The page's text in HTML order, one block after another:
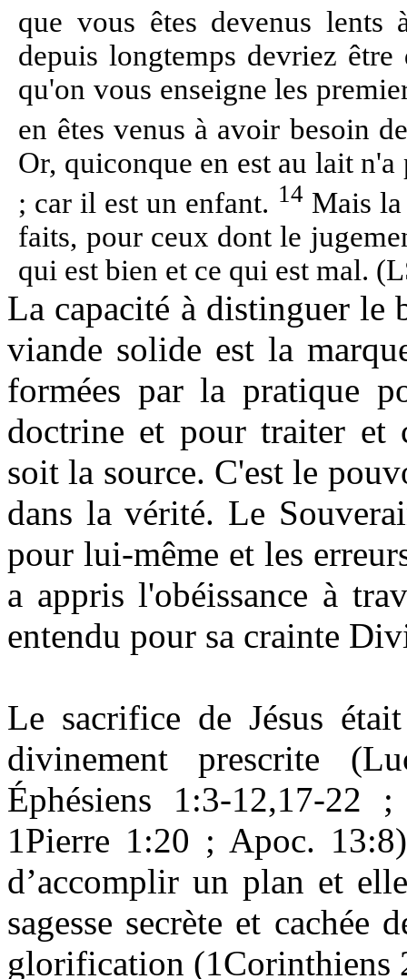
que vous êtes devenus lents
depuis longtemps devriez
qu'on vous enseigne les
en êtes venus à avoir besoin
Or, quiconque en est au lait
; car il est un enfant. 14 Mais
faits, pour ceux dont le
qui est bien et ce qui est mal.
La capacité à distinguer le
viande solide est la
formées par la pratique
doctrine et pour traiter et
soit la source. C'est le
dans la vérité. Le
pour lui-même et les
a appris l'obéissance à
entendu pour sa crainte
Le sacrifice de Jésus
divinement prescrite
Éphésiens 1:3-12,17-
1Pierre 1:20 ; Apoc.
d’accomplir un plan et
sagesse secrète et cachée
glorification (1Corinthiens